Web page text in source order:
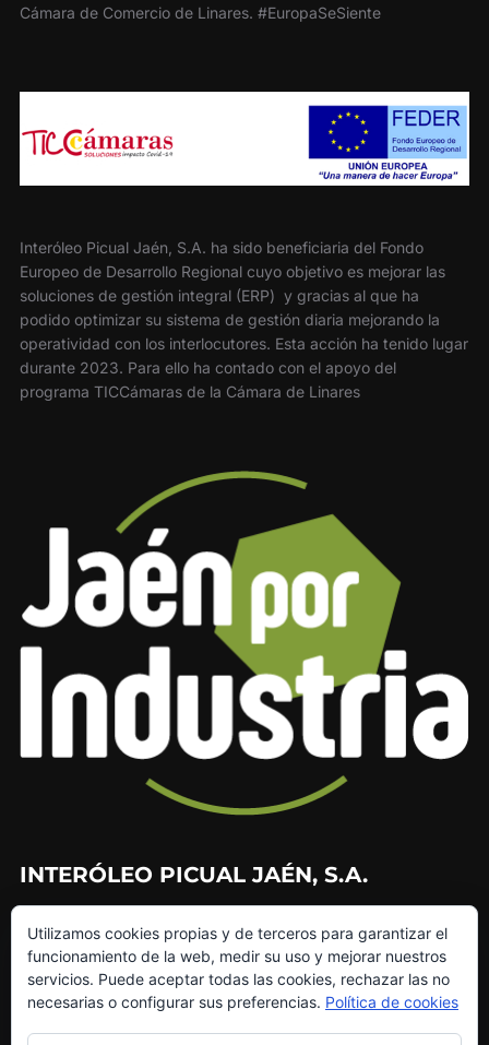
Cámara de Comercio de Linares. #EuropaSeSiente
Interóleo Picual Jaén, S.A. ha sido beneficiaria del Fondo
Europeo de Desarrollo Regional cuyo objetivo es mejorar las
soluciones de gestión integral (ERP) y gracias al que ha
podido optimizar su sistema de gestión diaria mejorando la
operatividad con los interlocutores. Esta acción ha tenido lugar
durante 2023. Para ello ha contado con el apoyo del
programa TICCámaras de la Cámara de Linares
INTERÓLEO PICUAL JAÉN, S.A.
953 226 010
953 272 499
info@interoleo.com
canaldedenuncias@interoleo.com
Utilizamos cookies propias y de terceros para garantizar el
funcionamiento de la web, medir su uso y mejorar nuestros
servicios. Puede aceptar todas las cookies, rechazar las no
necesarias o configurar sus preferencias. Política de cookies